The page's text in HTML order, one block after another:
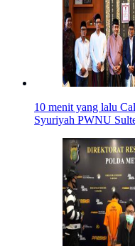
10 menit yang lalu
Syuriyah PWNU